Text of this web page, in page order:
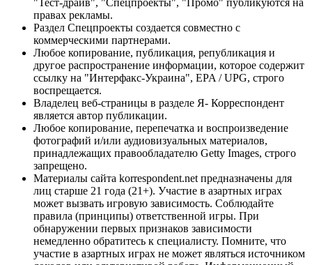
правах рекламы.
Раздел Спецпроекты создается совместно с
коммерческими партнерами.
Любое копирование, публикация, републикация и
другое распространение информации, которое содержит
ссылку на "Интерфакс-Украина", EPA / UPG, строго
воспрещается.
Владелец веб-страницы в разделе Я- Корреспондент
является автор публикации.
Любое копирование, перепечатка и воспроизведение
фотографий и/или аудиовизуальных материалов,
принадлежащих правообладателю Getty Images, строго
запрещено.
Материалы сайта korrespondent.net предназначены для
лиц старше 21 года (21+). Участие в азартных играх
может вызвать игровую зависимость. Соблюдайте
правила (принципы) ответственной игры. При
обнаружении первых признаков зависимости
немедленно обратитесь к специалисту. Помните, что
участие в азартных играх не может являться источником